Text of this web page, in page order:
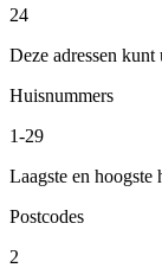
24
Deze adressen
Huisnummers
1-29
Laagste en hoogste
Postcodes
2